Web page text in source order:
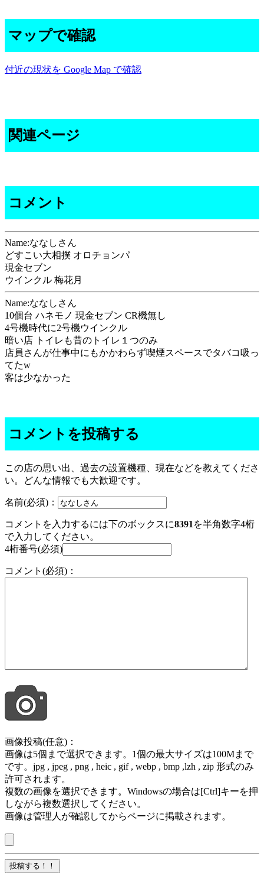
マップで確認
付近の現状を Google Map で確認
関連ページ
コメント
Name:ななしさん
どすこい大相撲 オロチョンパ
現金セブン
ウインクル 梅花月
Name:ななしさん
10個台 ハネモノ 現金セブン CR機無し
4号機時代に2号機ウインクル
暗い店 トイレも昔のトイレ１つのみ
店員さんが仕事中にもかかわらず喫煙スペースでタバコ吸っ
てたw
客は少なかった
コメントを投稿する
この店の思い出、過去の設置機種、現在などを教えてくださ
い。どんな情報でも大歓迎です。
名前(必須)：
コメントを入力するには下のボックスに8391 を半角数字4桁
で入力してください。
4桁番号(必須)
コメント(必須)：
画像投稿(任意)：
画像は5個まで選択できます。1個の最大サイズは100Mまで
です。jpg , jpeg , png , heic , gif , webp , bmp ,lzh , zip 形式のみ
許可されます。
複数の画像を選択できます。Windowsの場合は[Ctrl]キーを押
しながら複数選択してください。
画像は管理人が確認してからページに掲載されます。